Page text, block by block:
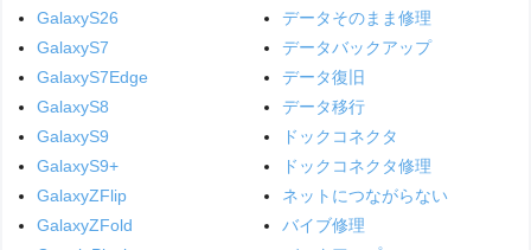
GalaxyS26
GalaxyS7
GalaxyS7Edge
GalaxyS8
GalaxyS9
GalaxyS9+
GalaxyZFlip
GalaxyZFold
データそのまま修理
データバックアップ
データ復旧
データ移行
ドックコネクタ
ドックコネクタ修理
ネットにつながらない
バイブ修理